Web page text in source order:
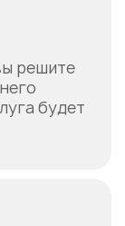
решите
будет